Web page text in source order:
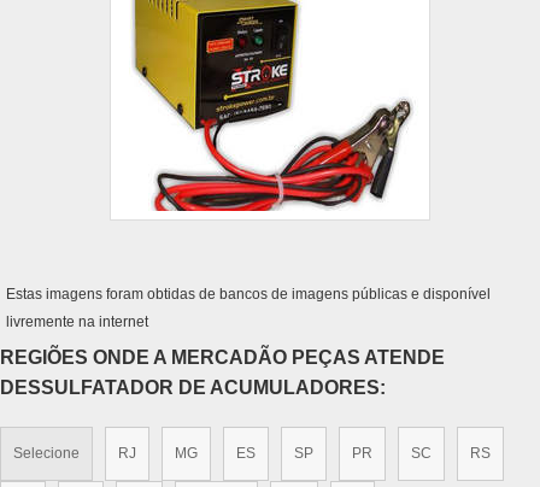
Estas imagens foram obtidas de bancos de imagens públicas e disponível
livremente na internet
REGIÕES ONDE A MERCADÃO PEÇAS ATENDE
DESSULFATADOR DE ACUMULADORES:
Selecione RJ MG ES SP PR SC RS